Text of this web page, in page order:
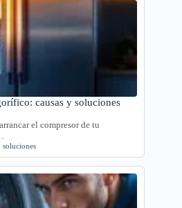
causas y soluciones
el compresor de tu
soluciones